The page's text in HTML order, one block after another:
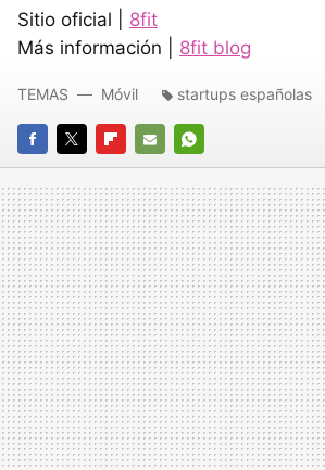
Sitio oficial | 8fit
Más información | 8fit blog
FACEBOOK
TWITTERFLIPBOARD
E-
MAIL
WHATSAPP
TEMAS Móvil startups españolas